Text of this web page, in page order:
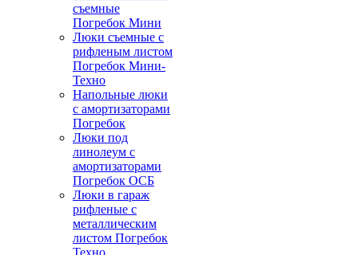
съемные
Погребок Мини
Люки съемные с
рифленым листом
Погребок Мини-
Техно
Напольные люки
с амортизаторами
Погребок
Люки под
линолеум с
амортизаторами
Погребок ОСБ
Люки в гараж
рифленые с
металлическим
листом Погребок
Техно